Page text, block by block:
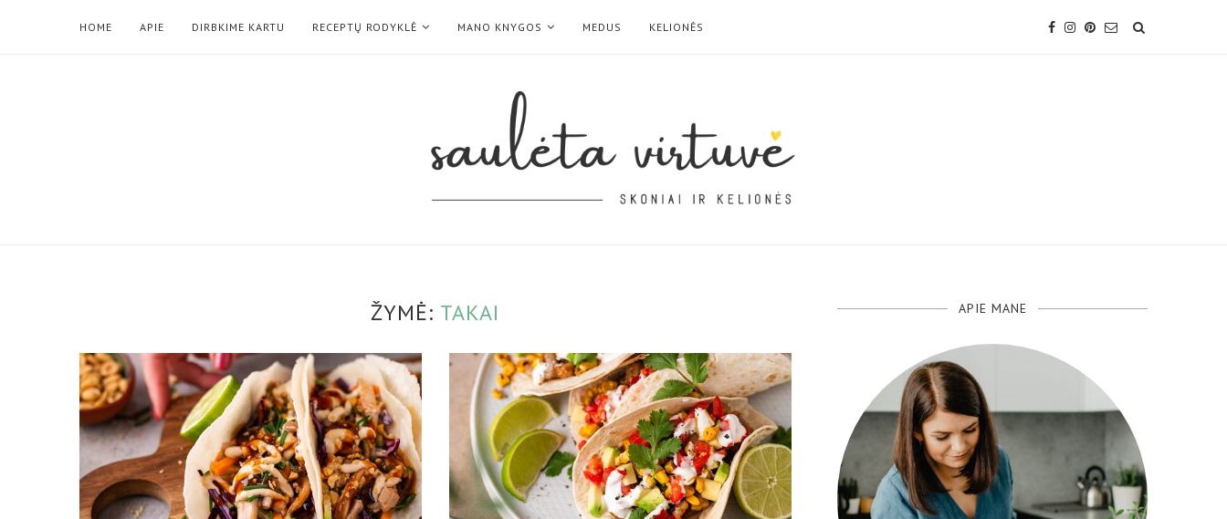
HOME APIE DIRBKIME KARTU RECEPTŲ RODYKLĖ MANO KNYGOS MEDUS KELIONĖS
ŽYMĖ: TAKAI APIE MANE